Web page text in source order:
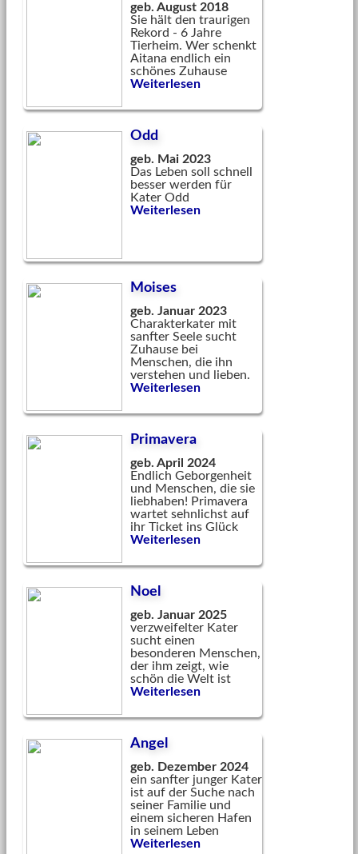
geb. August 2018
Sie hält den traurigen
Rekord - 6 Jahre
Tierheim. Wer schenkt
Aitana endlich ein
schönes Zuhause
Weiterlesen
Odd
geb. Mai 2023
Das Leben soll schnell
besser werden für
Kater Odd
Weiterlesen
Moises
geb. Januar 2023
Charakterkater mit
sanfter Seele sucht
Zuhause bei
Menschen, die ihn
verstehen und lieben.
Weiterlesen
Primavera
geb. April 2024
Endlich Geborgenheit
und Menschen, die sie
liebhaben! Primavera
wartet sehnlichst auf
ihr Ticket ins Glück
Weiterlesen
Noel
geb. Januar 2025
verzweifelter Kater
sucht einen
besonderen Menschen,
der ihm zeigt, wie
schön die Welt ist
Weiterlesen
Angel
geb. Dezember 2024
ein sanfter junger Kater
ist auf der Suche nach
seiner Familie und
einem sicheren Hafen
in seinem Leben
Weiterlesen